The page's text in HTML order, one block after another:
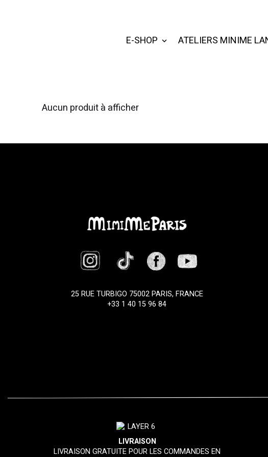
E-SHOP ATELIERS MINIME
Aucun produit à afficher
25 RUE TURBIGO 75002 PARIS, FRANCE
+33 1 40 15 96 84
LIVRAISON
LIVRAISON GRATUITE POUR LES COMMANDES EN